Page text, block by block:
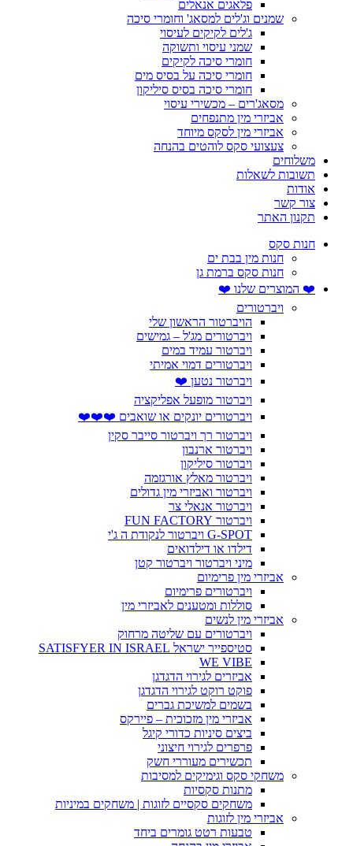
פלאגים אנאלים
שמנים וג'לים למסאג' וחומרי סיכה
ג'לים לקיקים לעיסוי
שמני עיסוי ותשוקה
חומרי סיכה לקיקים
חומרי סיכה על בסיס מים
חומרי סיכה בסיס סיליקון
מסאג'רים – מכשירי עיסוי
אביזרי מין מתנפחים
אביזרי מין לסקס מיוחד
צעצועי סקס לוהטים בהנחה
משלוחים
תשובות לשאלות
אודות
צור קשר
תקנון האתר
חנות סקס
חנות מין בבת ים
חנות סקס ברמת גן
❤️ המוצרים שלנו ❤️
ויברטורים
הויברטור הראשון שלי
ויברטורים מג'ל – גמישים
ויברטור עמיד במים
ויברטורים דמוי אמיתי
ויברטור נטען ❤️
ויברטור מופעל אפליקציה
ויברטורים יונקים או שואבים ❤️❤️❤️
ויברטור רך ויברטור סייבר סקין
ויברטור ארנבון
ויברטור סיליקון
ויברטור מאלץ אורגזמה
ויברטור ואביזרי מין גדולים
ויברטור אנאלי צר
ויברטור FUN FACTORY
G-SPOT ויברטור לנקודת ה ג'י
דילדו או דילדואים
מיני ויברטור ויברטור קטן
אביזרי מין פרימיום
ויברטורים פרימיום
סוללות ומטענים לאביזרי מין
אביזרי מין לנשים
ויברטורים עם שליטה מרחוק
סטיספייר ישראל SATISFYER IN ISRAEL
WE VIBE
אביזרים לגירוי הדגדגן
פוקט רוקט לגירוי הדגדגן
בשמים למשיכת גברים
אביזרי מין מזכוכית – פיירקס
ביצים סיניות כדורי קיגל
פרפרים לגירוי חיצוני
תכשירים מעוררי חשק
משחקי סקס וגימיקים למסיבות
מתנות סקסיות
משחקים סקסיים לזוגות | משחקים במיניות
אביזרי מין לזוגות
טבעות רטט גומרים ביחד